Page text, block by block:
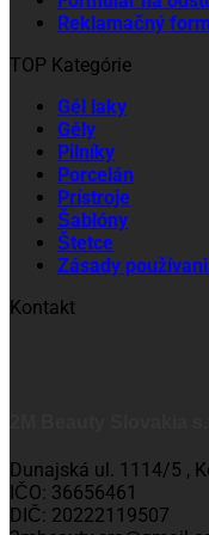
Reklamačný
TOP Kategórie
Gél laky
Gély
Pilníky
Porcelán
Prístroje
Šablóny
Štetce
Zásady
Kontakt
Dunajská ul. 1114/5 ,
IČO: 36656461
DIČ: 20222119507